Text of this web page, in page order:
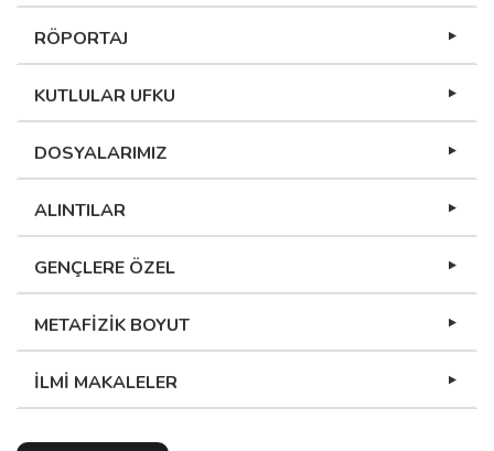
RÖPORTAJ
KUTLULAR UFKU
DOSYALARIMIZ
ALINTILAR
GENÇLERE ÖZEL
METAFİZİK BOYUT
İLMİ MAKALELER